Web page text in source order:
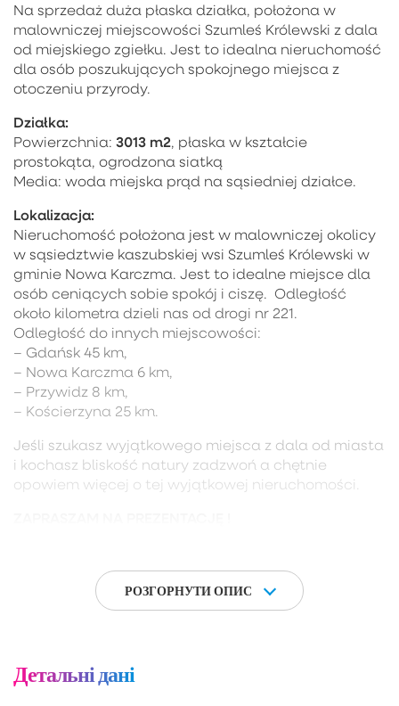
Na sprzedaż duża płaska działka, położona w
malowniczej miejscowości Szumleś Królewski z dala
od miejskiego zgiełku. Jest to idealna nieruchomość
dla osób poszukujących spokojnego miejsca z
otoczeniu przyrody.
Działka:
Powierzchnia: 3013 m2, płaska w kształcie
prostokąta, ogrodzona siatką
Media: woda miejska prąd na sąsiedniej działce.
Lokalizacja:
Nieruchomość położona jest w malowniczej okolicy
w sąsiedztwie kaszubskiej wsi Szumleś Królewski w
gminie Nowa Karczma. Jest to idealne miejsce dla
osób ceniących sobie spokój i ciszę. Odległość
około kilometra dzieli nas od drogi nr 221.
Odległość do innych miejscowości:
– Gdańsk 45 km,
– Nowa Karczma 6 km,
– Przywidz 8 km,
– Kościerzyna 25 km.
Jeśli szukasz wyjątkowego miejsca z dala od miasta
i kochasz bliskość natury zadzwoń a chętnie
opowiem więcej o tej wyjątkowej nieruchomości.
РОЗГОРНУТИ ОПИС
Детальні дані